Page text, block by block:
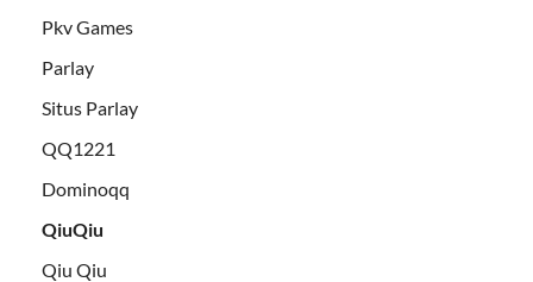
Pkv Games
Parlay
Situs Parlay
QQ1221
Dominoqq
QiuQiu
Qiu Qiu